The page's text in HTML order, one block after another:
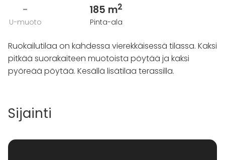
-
U-muoto
185 m2
Pinta-ala
Ruokailutilaa on kahdessa vierekkäisessä tilassa. Kaksi
pitkää suorakaiteen muotoista pöytää ja kaksi
pyöreää pöytää. Kesällä lisätilaa terassilla.
Sijainti